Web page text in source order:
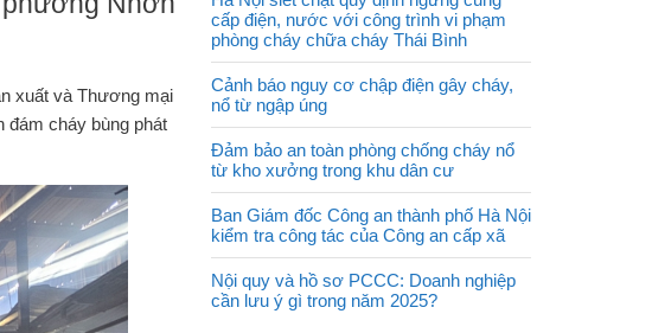
xuất và Thương mại
đám cháy bùng phát
cấp điện, nước với công trình vi phạm
phòng cháy chữa cháy Thái Bình
Cảnh báo nguy cơ chập điện gây cháy,
nổ từ ngập úng
Đảm bảo an toàn phòng chống cháy nổ
từ kho xưởng trong khu dân cư
Ban Giám đốc Công an thành phố Hà Nội
kiểm tra công tác của Công an cấp xã
Nội quy và hồ sơ PCCC: Doanh nghiệp
cần lưu ý gì trong năm 2025?